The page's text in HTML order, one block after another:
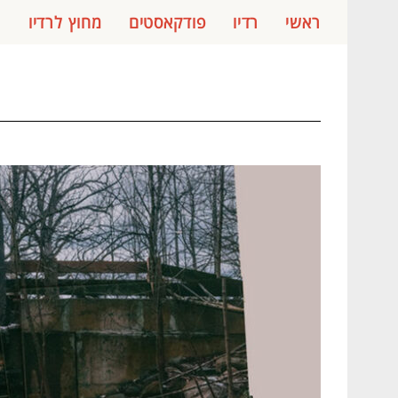
ראשי רדיו פודקאסטים מחוץ לרדיו